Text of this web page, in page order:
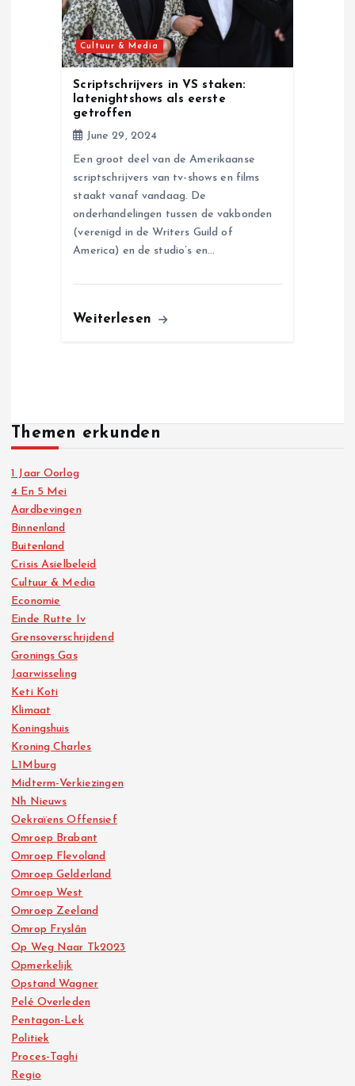
Cultuur & Media
Scriptschrijvers in VS staken:
latenightshows als eerste
getroffen
June 29, 2024
Een groot deel van de Amerikaanse
scriptschrijvers van tv-shows en films
staakt vanaf vandaag. De
onderhandelingen tussen de vakbonden
(verenigd in de Writers Guild of
America) en de studio’s en…
Weiterlesen
Themen erkunden
1 Jaar Oorlog
4 En 5 Mei
Aardbevingen
Binnenland
Buitenland
Crisis Asielbeleid
Cultuur & Media
Economie
Einde Rutte Iv
Grensoverschrijdend
Gronings Gas
Jaarwisseling
Keti Koti
Klimaat
Koningshuis
Kroning Charles
L1Mburg
Midterm-Verkiezingen
Nh Nieuws
Oekraïens Offensief
Omroep Brabant
Omroep Flevoland
Omroep Gelderland
Omroep West
Omroep Zeeland
Omrop Fryslân
Op Weg Naar Tk2023
Opmerkelijk
Opstand Wagner
Pelé Overleden
Pentagon-Lek
Politiek
Proces-Taghi
Regio